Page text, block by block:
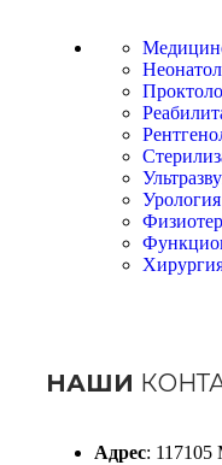
Урология
НАШИ
Адрес: 117105